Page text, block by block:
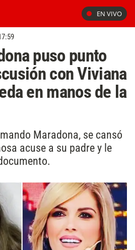
EN VIVO
puso punto
con Viviana
en manos de la
Maradona, se cansó
acuse a su padre y le